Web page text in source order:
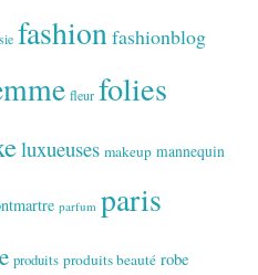
fashionfashionblog
fleur folies
luxueuses makeup mannequin
parfum paris
produits produits beauté robe